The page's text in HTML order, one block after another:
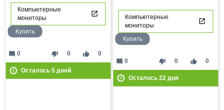
Компьютерные
мониторы
Купить
thumb_down 0 thumb_up 0
mode_comment 0
Осталось 5дней
Компьютерные
мониторы
Купить
thumb_down 0 thumb_up 0
mode_comment 0
Осталось 22 дня